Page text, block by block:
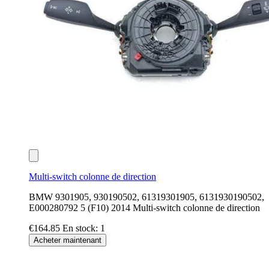
Multi-switch colonne de direction
BMW 9301905, 930190502, 61319301905, 6131930190502,
E000280792 5 (F10) 2014 Multi-switch colonne de direction
€164.85 En stock: 1
Acheter maintenant